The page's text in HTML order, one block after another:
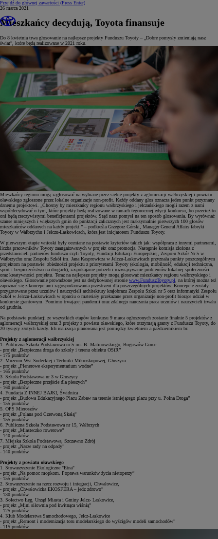
Przejdź do głównej zawartości (Press Enter)
26 marca 2021
Mieszkańcy decydują, Toyota finansuje
Do 8 kwietnia trwa głosowanie na najlepsze projekty Funduszu Toyoty – „Dobre pomysły zmieniają nasz
świat”, które będą realizowane w 2021 roku.
Mieszkańcy regionu mogą zagłosować na wybrane przez siebie projekty z aglomeracji wałbrzyskiej i powiatu
oławskiego zgłoszone przez lokalne organizacje non-profit. Każdy oddany głos oznacza jeden punkt przyznany
danemu projektowi. „Chcemy by mieszkańcy regionu wałbrzyskiego i jelczańskiego mogli razem z nami
współdecydować o tym, które projekty będą realizowane w ramach tegorocznej edycji konkursu, bo przecież to
oni będą rzeczywistymi beneficjentami projektów. Stąd nasz pomysł na ten sposób głosowania. By wyrównać
szanse mniejszych i większych gmin do punktacji zaliczanych jest maksymalnie pierwszych 100 głosów
mieszkańców oddanych na każdy projekt.” – podkreśla Grzegorz Górski, Manager General Affairs fabryki
Toyoty w Wałbrzychu i Jelczu-Laskowicach, która jest inicjatorem Funduszu Toyoty.
W pierwszym etapie wnioski były oceniane na postawie kryteriów takich jak: współpraca z innymi partnerami,
liczba pracowników Toyoty zaangażowanych w projekt oraz promocja. Następnie komisja złożona z
przedstawicieli partnerów funduszu czyli Toyoty, Fundacji Edukacji Europejskiej, Zespołu Szkół Nr 5 w
Wałbrzychu oraz Zespołu Szkół im. Jana Kasprowicza w Jelczu-Laskowicach przyznała punkty poszczególnym
projektom na postawie: zbieżności projektu z priorytetami Toyoty (ekologia, mobilność, edukacji techniczna,
sport i bezpieczeństwo na drogach), zaspokajanie potrzeb i rozwiązywanie problemów lokalnej społeczności
oraz kreatywności projektu. Teraz na najlepsze projekty mogą głosować mieszkańcy regionu wałbrzyskiego i
oławskiego. Głosowanie prowadzone jest na dedykowanej stronie www.FunduszToyoty.pl, na której można też
zapoznać się z koncepcjami zagospodarowania przestrzeni dla poszczególnych projektów. Koncepcje zostały
przygotowane przez uczniów i nauczycieli architektury krajobrazu Zespołu Szkół nr 5 oraz informatyki Zespołu
Szkół w Jelczu-Laskowicach w oparciu o materiały przekazane przez organizacje non-profit biorące udział w
konkursie grantowym. Pomimo trwającej pandemii oraz zdalnego nauczania praca uczniów i nauczycieli trwała
od grudnia.
Na podstawie punktacji ze wszystkich etapów konkursu 9 marca ogłoszonych zostanie finalnie 5 projektów z
aglomeracji wałbrzyskiej oraz 3 projekty z powiatu oławskiego, które otrzymają granty z Funduszu Toyoty, do
20 tysięcy złotych każdy. Ich realizacja planowana jest pomiędzy kwietniem a październikiem br.
Projekty z aglomeracji wałbrzyskiej
1. Publiczna Szkoła Podstawowa nr 5 im. B. Malinowskiego, Boguszów Gorce
- projekt „Bezpieczna droga do szkoły i terenu obiektu OSiR”
- 175 punktów
2. Muzeum Wsi Sudeckiej i Techniki Mikroskopowej, Głuszyca
- projekt „Plenerowe eksperymentarium wodne”
- 165 punktów
3. Szkoła Podstawowa nr 3 w Głuszycy
- projekt „Bezpieczne przejście dla pieszych”
- 160 punktów
4. Fundacja Z INNEJ BAJKI, Świdnica
- projekt „Budowa Edukacyjnego Placu Zabaw na terenie istniejącego placu przy u. Polna Droga”
- 155 punktów
5. OPS Mieroszów
- projekt „Polana pod Czerwoną Skałą”
- 155 punktów
6. Publiczna Szkoła Podstawowa nr 15, Wałbrzych
- projekt „Miasteczko rowerowe”
- 140 punktów
7. Miejska Szkoła Podstawowa, Szczawno Zdrój
- projekt „Nasze rady na odpady”
- 140 punktów
Projekty z powiatu oławskiego
1. Stowarzyszenie Ekologiczne "Etna"
- projekt „Na pomoc mopkom. Poprawa warunków życia nietoperzy”
- 155 punktów
2. Stowarzyszenie na rzecz rozwoju i integracji, Chwałowice,
- projekt „Chwałowicka EKOSFERA – jedz zdrowo”
- 130 punktów
3. Sołectwo Łęg, Urząd Miasta i Gminy Jelcz- Laskowice,
- projekt „Mini siłownia pod kwitnąca wiśnią”
- 125 punktów
4. Klub Modelarstwa Samochodowego, Jelcz-Laskowice
- projekt „Remont i modernizacja toru modelarskiego do wyścigów modeli samochodów”
- 115 punktów